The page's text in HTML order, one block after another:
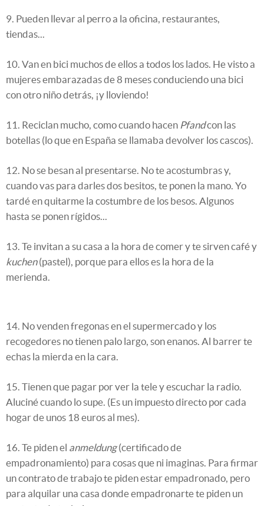
9. Pueden llevar al perro a la oficina, restaurantes,
tiendas...
10. Van en bici muchos de ellos a todos los lados. He visto a
mujeres embarazadas de 8 meses conduciendo una bici
con otro niño detrás, ¡y lloviendo!
11. Reciclan mucho, como cuando hacen Pfandcon las
botellas (lo que en España se llamaba devolver los cascos).
12. No se besan al presentarse. No te acostumbras y,
cuando vas para darles dos besitos, te ponen la mano. Yo
tardé en quitarme la costumbre de los besos. Algunos
hasta se ponen rígidos...
13. Te invitan a su casa a la hora de comer y te sirven café y
kuchen(pastel), porque para ellos es la hora de la
merienda.
14. No venden fregonas en el supermercado y los
recogedores no tienen palo largo, son enanos. Al barrer te
echas la mierda en la cara.
15. Tienen que pagar por ver la tele y escuchar la radio.
Aluciné cuando lo supe. (Es un impuesto directo por cada
hogar de unos 18 euros al mes).
16. Te piden el anmeldung(certificado de
empadronamiento) para cosas que ni imaginas. Para firmar
un contrato de trabajo te piden estar empadronado, pero
para alquilar una casa donde empadronarte te piden un